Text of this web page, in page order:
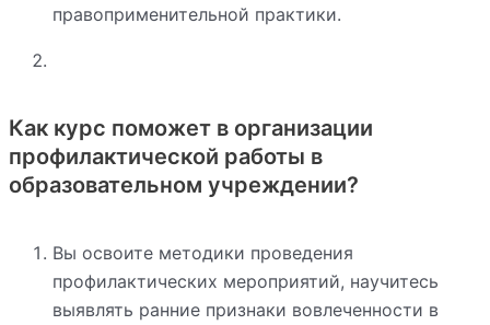
правоприменительной практики.
Как курс поможет в организации
профилактической работы в
образовательном учреждении?
Вы освоите методики проведения
профилактических мероприятий, научитесь
выявлять ранние признаки вовлеченности в